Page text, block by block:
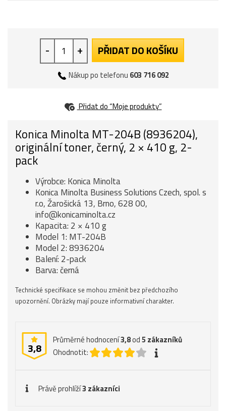
- + PŘIDAT DO KOŠÍKU
Nákup po telefonu 603 716 092
Přidat do “Moje produkty”
Konica Minolta MT-204B (8936204),
originální toner, černý, 2 × 410 g, 2-
pack
Výrobce: Konica Minolta
Konica Minolta Business Solutions Czech, spol. s
r.o, Žarošická 13, Brno, 628 00,
info@konicaminolta.cz
Kapacita: 2 × 410 g
Model 1: MT-204B
Model 2: 8936204
Balení: 2-pack
Barva: černá
Technické specifikace se mohou změnit bez předchozího
upozornění. Obrázky mají pouze informativní charakter.
3,8
Průměrné hodnocení3,8od5 zákazníků
Ohodnotit:
Právě prohlíží3 zákazníci